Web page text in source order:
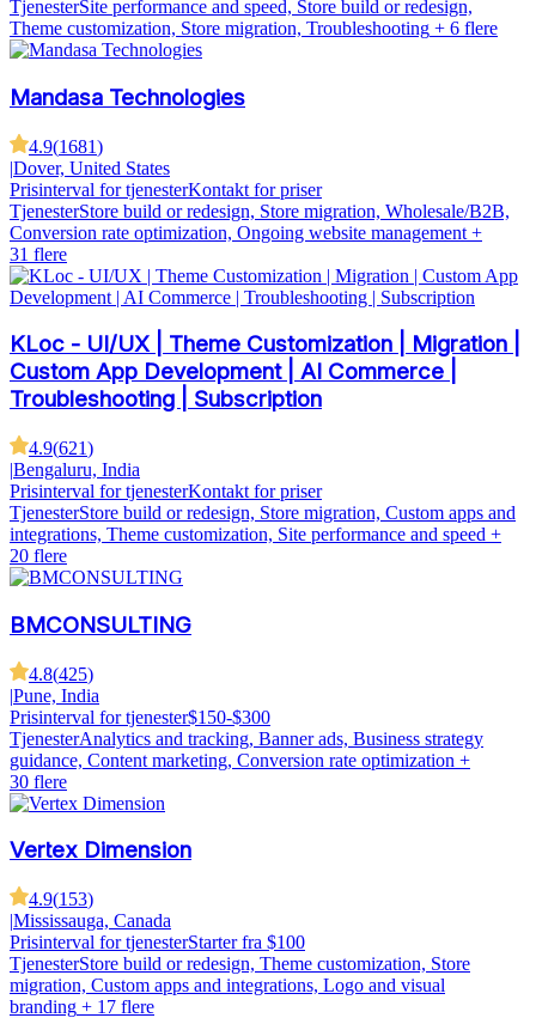
TjenesterSite performance and speed, Store build or redesign,
Theme customization, Store migration, Troubleshooting + 6 flere
Mandasa Technologies
4.9(1681)
|Dover, United States
Prisinterval for tjenesterKontakt for priser
TjenesterStore build or redesign, Store migration, Wholesale/B2B,
Conversion rate optimization, Ongoing website management +
31 flere
KLoc - UI/UX | Theme Customization | Migration |
Custom App Development | AI Commerce |
Troubleshooting | Subscription
4.9(621)
|Bengaluru, India
Prisinterval for tjenesterKontakt for priser
TjenesterStore build or redesign, Store migration, Custom apps and
integrations, Theme customization, Site performance and speed +
20 flere
BMCONSULTING
4.8(425)
|Pune, India
Prisinterval for tjenester$150-$300
TjenesterAnalytics and tracking, Banner ads, Business strategy
guidance, Content marketing, Conversion rate optimization +
30 flere
Vertex Dimension
4.9(153)
|Mississauga, Canada
Prisinterval for tjenesterStarter fra $100
TjenesterStore build or redesign, Theme customization, Store
migration, Custom apps and integrations, Logo and visual
branding + 17 flere